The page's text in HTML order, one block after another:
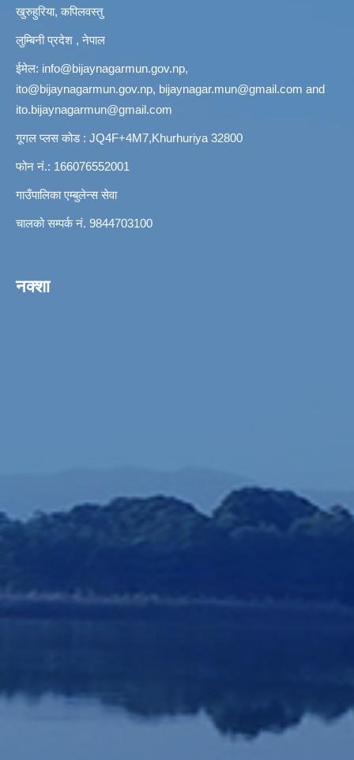
खुरुहुरिया, कपिलवस्तु
लुम्बिनी प्रदेश , नेपाल
ईमेल: info@bijaynagarmun.gov.np,
ito@bijaynagarmun.gov.np, bijaynagar.mun@gmail.com and
ito.bijaynagarmun@gmail.com
गूगल प्लस कोड : JQ4F+4M7,Khurhuriya 32800
फोन नं.: 166076552001
गाउँपालिका एम्बुलेन्स सेवा
चालको सम्पर्क नं. 9844703100
नक्शा